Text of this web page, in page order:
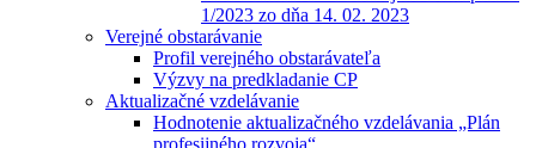
1/2023 zo dňa 14. 02. 2023
Verejné obstarávanie
Profil verejného obstarávateľa
Výzvy na predkladanie CP
Aktualizačné vzdelávanie
Hodnotenie aktualizačného vzdelávania „Plán
profesijného rozvoja“